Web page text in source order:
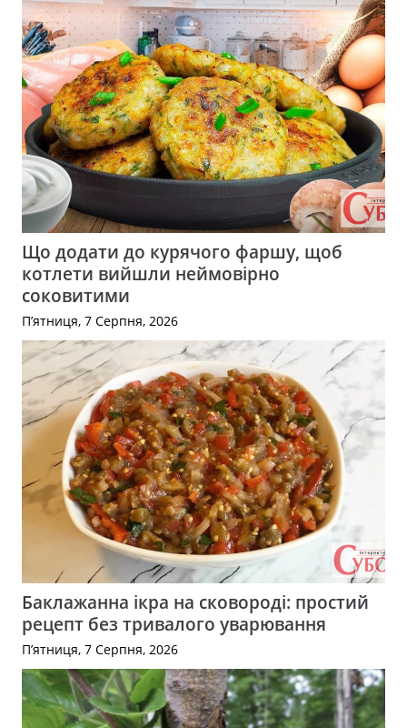
Що додати до курячого фаршу, щоб
котлети вийшли неймовірно
соковитими
П’ятниця, 7 Серпня, 2026
Баклажанна ікра на сковороді: простий
рецепт без тривалого уварювання
П’ятниця, 7 Серпня, 2026